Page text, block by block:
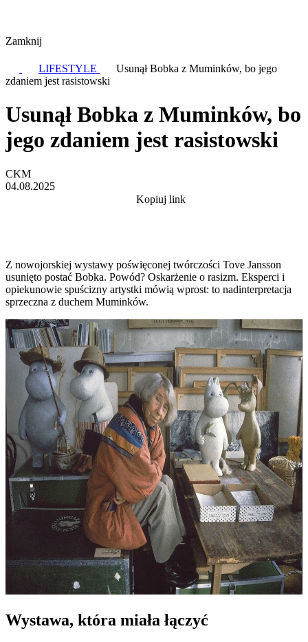
Zamknij
LIFESTYLE
Usunął Bobka z Muminków, bo jego
zdaniem jest rasistowski
Usunął Bobka z Muminków, bo
jego zdaniem jest rasistowski
CKM
04.08.2025
Kopiuj link
Z nowojorskiej wystawy poświęconej twórczości Tove Jansson
usunięto postać Bobka. Powód? Oskarżenie o rasizm. Eksperci i
opiekunowie spuścizny artystki mówią wprost: to nadinterpretacja
sprzeczna z duchem Muminków.
Wystawa, która miała łączyć